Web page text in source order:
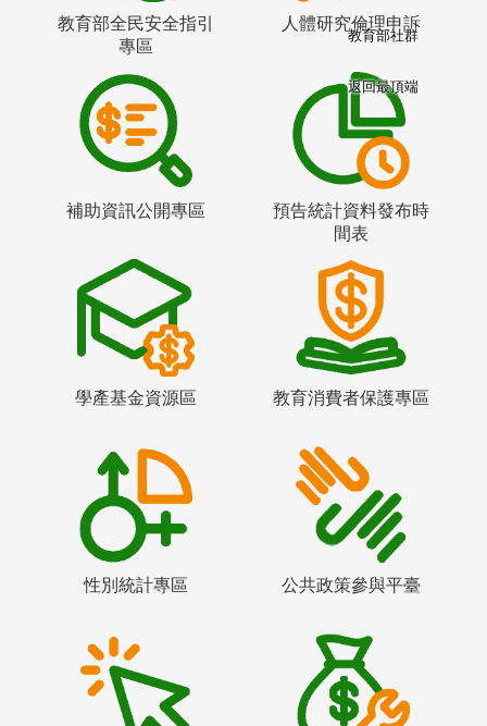
教育部全民安全指引
專區
人體研究倫理申訴
補助資訊公開專區
預告統計資料發布時
間表
學產基金資源區 教育消費者保護專區
性別統計專區 公共政策參與平臺
教育部社群
返回最頂端